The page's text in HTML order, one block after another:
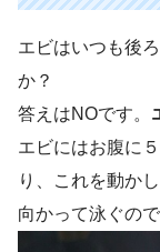
エビはいつも後
か？
答えはNOです。
エビにはお腹に
り、これを動か
向かって泳ぐので